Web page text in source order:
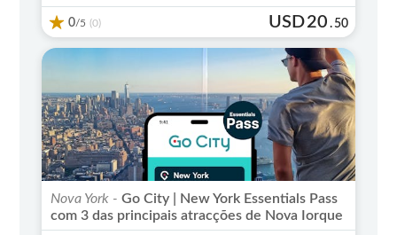
0/5 (0) USD20 . 50
Nova York - Go City | New York Essentials Pass
com 3 das principais atracções de Nova Iorque